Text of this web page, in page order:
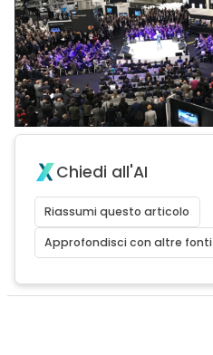
Chiedi all'AI
Riassumi questo articolo
Approfondisci con altre fonti